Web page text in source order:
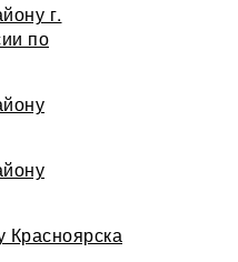
г.
по